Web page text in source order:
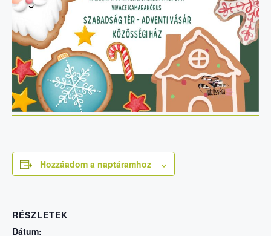
Hozzáadom a naptáramhoz
RÉSZLETEK
Dátum: